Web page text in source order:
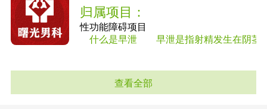
归属项目：
性功能障碍项目
什么是早泄 早泄是指射精发生在阴茎进
查看全部